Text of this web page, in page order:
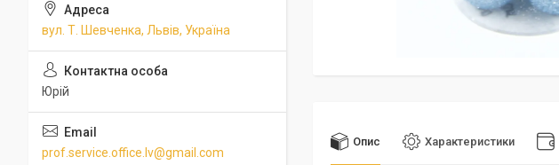
Опис Характеристики
вул. Т. Шевченка, Львів, Україна
Юрій
prof.service.office.lv@gmail.com